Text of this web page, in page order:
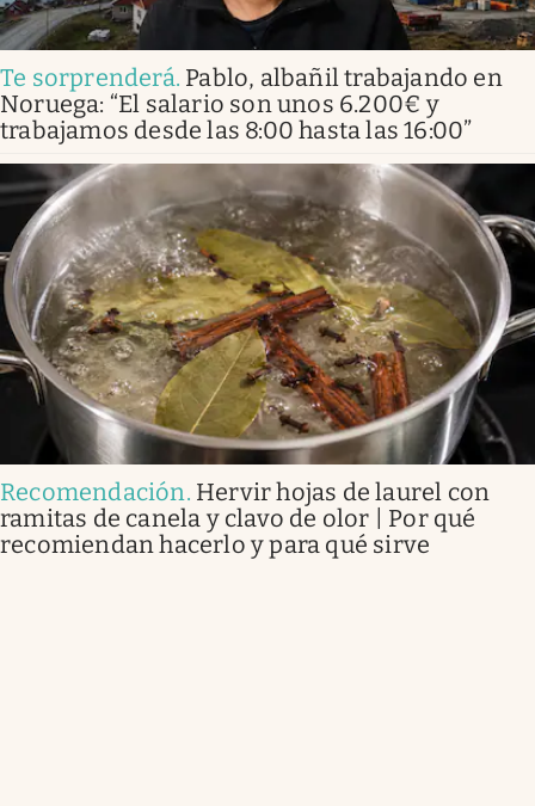
Te sorprenderá. Pablo, albañil trabajando en
Noruega: “El salario son unos 6.200€ y
trabajamos desde las 8:00 hasta las 16:00”
Recomendación. Hervir hojas de laurel con
ramitas de canela y clavo de olor | Por qué
recomiendan hacerlo y para qué sirve